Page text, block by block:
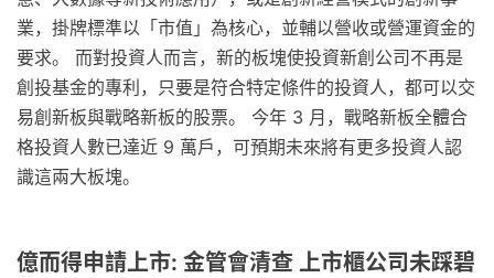
業，掛牌標準以「市值」為核心，並輔以營收或營運資金的
要求。 而對投資人而言，新的板塊使投資新創公司不再是
創投基金的專利，只要是符合特定條件的投資人，都可以交
易創新板與戰略新板的股票。 今年 3 月，戰略新板全體合
格投資人數已達近 9 萬戶，可預期未來將有更多投資人認
識這兩大板塊。
億而得申請上市: 金管會清查 上市櫃公司未踩碧